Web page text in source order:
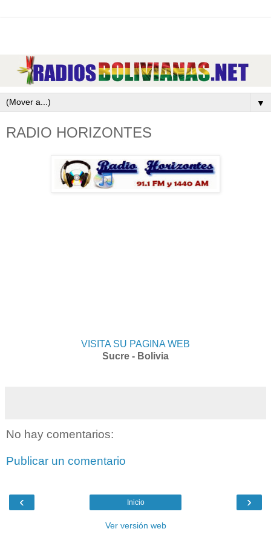
▼
RADIO HORIZONTES
VISITA SU PAGINA WEB
Sucre - Bolivia
No hay comentarios:
Publicar un comentario
‹ ›
Inicio
Ver versión web